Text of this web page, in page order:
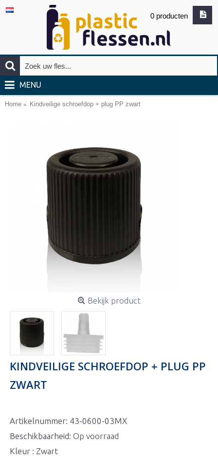
0 producten
MENU
Home Kindveilige schroefdop + plug PP zwart
Bekijk product
KINDVEILIGE SCHROEFDOP + PLUG PP
ZWART
Artikelnummer: 43-0600-03MX
Beschikbaarheid: Op voorraad
Kleur : Zwart